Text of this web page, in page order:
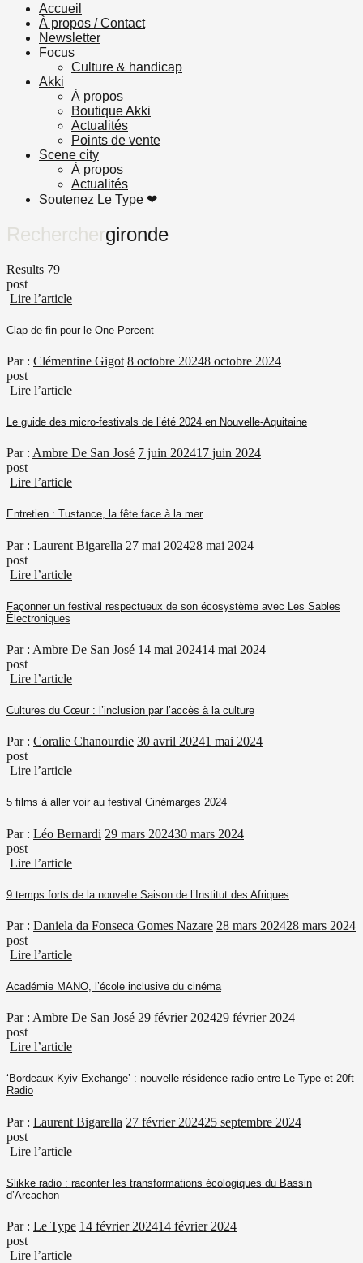
Accueil
À propos / Contact
Newsletter
Focus
Culture & handicap
Akki
À propos
Boutique Akki
Actualités
Points de vente
Scene city
À propos
Actualités
Soutenez Le Type ❤︎
Recherchergironde
Results 79
post
Lire l’article
Clap de fin pour le One Percent
Par : Clémentine Gigot 8 octobre 20248 octobre 2024
post
Lire l’article
Le guide des micro-festivals de l’été 2024 en Nouvelle-Aquitaine
Par : Ambre De San José 7 juin 202417 juin 2024
post
Lire l’article
Entretien : Tustance, la fête face à la mer
Par : Laurent Bigarella 27 mai 202428 mai 2024
post
Lire l’article
Façonner un festival respectueux de son écosystème avec Les Sables
Électroniques
Par : Ambre De San José 14 mai 202414 mai 2024
post
Lire l’article
Cultures du Cœur : l’inclusion par l’accès à la culture
Par : Coralie Chanourdie 30 avril 20241 mai 2024
post
Lire l’article
5 films à aller voir au festival Cinémarges 2024
Par : Léo Bernardi 29 mars 202430 mars 2024
post
Lire l’article
9 temps forts de la nouvelle Saison de l’Institut des Afriques
Par : Daniela da Fonseca Gomes Nazare 28 mars 202428 mars 2024
post
Lire l’article
Académie MANO, l’école inclusive du cinéma
Par : Ambre De San José 29 février 202429 février 2024
post
Lire l’article
‘Bordeaux-Kyiv Exchange’ : nouvelle résidence radio entre Le Type et 20ft
Radio
Par : Laurent Bigarella 27 février 202425 septembre 2024
post
Lire l’article
Slikke radio : raconter les transformations écologiques du Bassin
d’Arcachon
Par : Le Type 14 février 202414 février 2024
post
Lire l’article